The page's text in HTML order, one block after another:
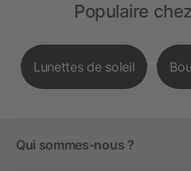
Populaire
Lunettes de soleil
Qui sommes-nous ?